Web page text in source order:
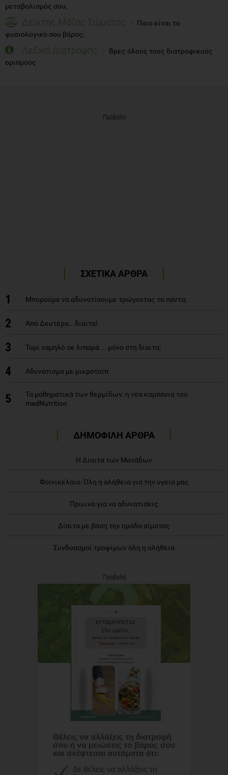
μεταβολισμός σου;
Δείκτης Μάζας Σώματος
Ποιο είναι το
φυσιολογικό σου βάρος;
Λεξικό Διατροφής
Βρες όλους τους διατροφικούς
ορισμούς
Προβολή
ΣΧΕΤΙΚΑ ΑΡΘΡΑ
1 Μπορούμε να αδυνατίσουμε τρώγοντας τα πάντα;
2 Από Δευτέρα...δίαιτα!
3 Τυρί χαμηλό σε λιπαρά… μόνο στη δίαιτα;
4 Αδυνάτισμα με μικροτσίπ
5
Τα μαθηματικά των θερμίδων: η νέα καμπάνια του
medNutrition
ΔΗΜΟΦΙΛΗ ΑΡΘΡΑ
Η Δίαιτα των Μονάδων
Φοινικέλαιο: Όλη η αλήθεια για την υγεία μας
Πρωινά για να αδυνατίσεις
Δίαιτα με βάση την ομάδα αίματος
Συνδυασμοί τροφίμων όλη η αλήθεια
Προβολή